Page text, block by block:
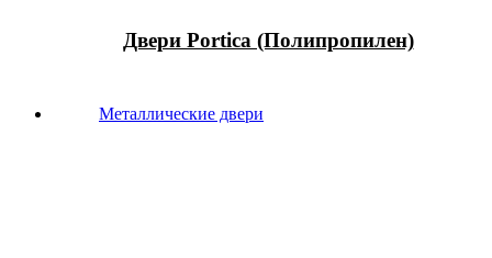
Двери Portica (Полипропилен)
Металлические двери